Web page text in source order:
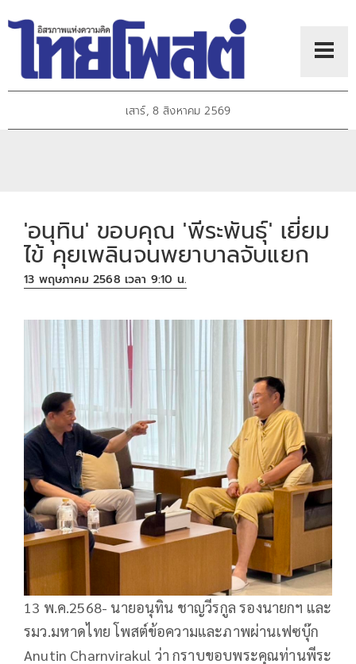
เสาร์, 8 สิงหาคม 2569
'อนุทิน' ขอบคุณ 'พีระพันธุ์' เยี่ยม
ไข้ คุยเพลินจนพยาบาลจับแยก
13 พฤษภาคม 2568 เวลา 9:10 น.
13 พ.ค.2568- นายอนุทิน ชาญวีรกูล รองนายกฯ และ
รมว.มหาดไทย โพสต์ข้อความและภาพผ่านเฟซบุ๊ก
Anutin Charnvirakul ว่า กราบขอบพระคุณท่านพีระ